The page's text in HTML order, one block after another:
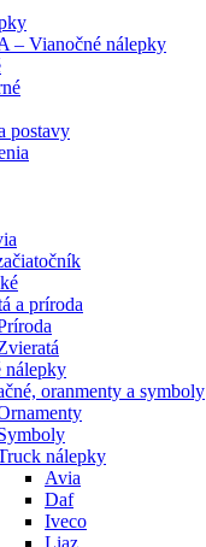
– Vianočné nálepky
postavy
a príroda
nálepky
oranmenty a symboly
nálepky
Avia
Daf
Iveco
Liaz